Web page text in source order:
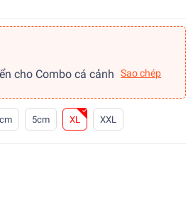
cho Combo cá cảnh Sao chép
5cm XL XXL